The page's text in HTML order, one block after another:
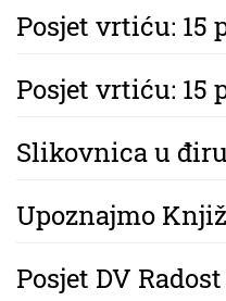
Posjet vrtiću: 15
Posjet vrtiću: 15
Slikovnica u điru
Upoznajmo
Posjet DV